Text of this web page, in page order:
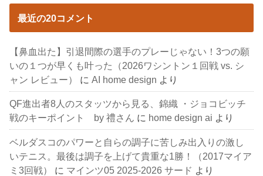
最近の20コメント
【鼻血出た】引退間際の選手のプレーじゃない！3つの願
いの１つが早くも叶った（2026ワシントン１回戦 vs. シ
ャン レビュー）
にAI home design より
QF進出者8人のスタッツから見る、錦織 ・ジョコビッチ
戦のキーポイント by 禮さん に home design ai より
ベルダスコのパワーと自らの調子に苦しみ出入りの激し
いテニス。最後は調子を上げて貴重な1勝！（2017マイア
ミ3回戦）
に マインツ05 2025-2026 サード より